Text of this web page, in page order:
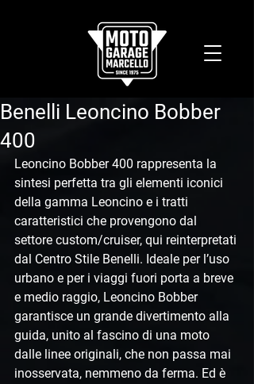
Benelli Leoncino Bobber
400
Leoncino Bobber 400 rappresenta la
sintesi perfetta tra gli elementi iconici
della gamma Leoncino e i tratti
caratteristici che provengono dal
settore custom/cruiser, qui reinterpretati
dal Centro Stile Benelli. Ideale per l’uso
urbano e per i viaggi fuori porta a breve
e medio raggio, Leoncino Bobber
garantisce un grande divertimento alla
guida, unito al fascino di una moto
dalle linee originali, che non passa mai
inosservata, nemmeno da ferma. Ed è